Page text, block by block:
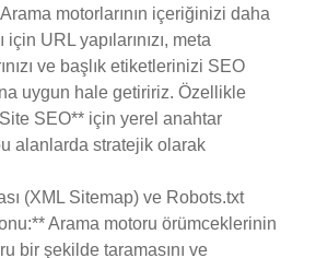
motorlarının içeriğinizi daha
için URL yapılarınızı, meta
ve başlık etiketlerinizi SEO
uygun hale getiririz. Özellikle
SEO** için yerel anahtar
alanlarda stratejik olarak
(XML Sitemap) ve Robots.txt
Arama motoru örümceklerinin
bir şekilde taramasını ve